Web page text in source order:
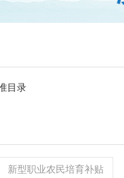
目录
新型职业农民培育补贴